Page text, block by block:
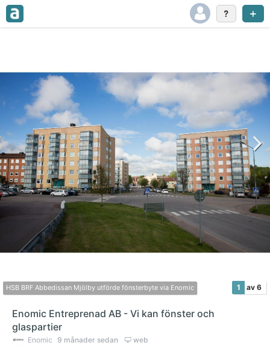
HSB BRF Abbedissan Mjölby utförde fönsterbyte via Enomic 1 av 6
Enomic Entreprenad AB - Vi kan fönster och
glaspartier
Enomic 9 månader sedan web